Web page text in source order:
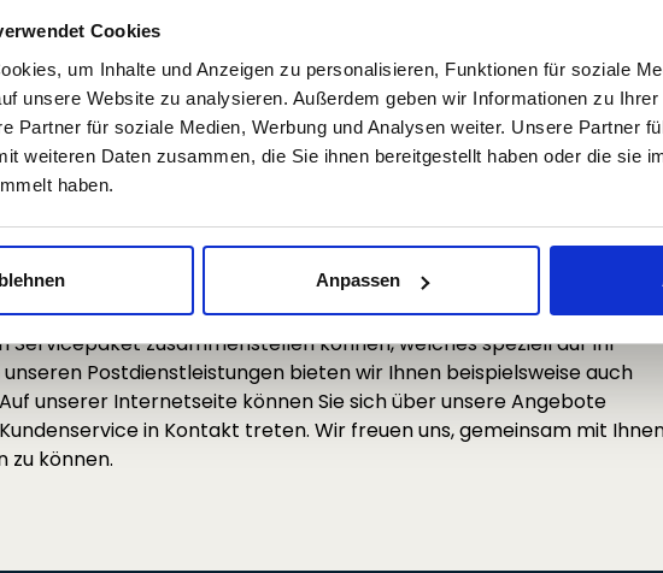
Cookies
um Inhalte und Anzeigen zu personalisieren, Funktionen für soziale
unsere Website zu analysieren. Außerdem geben wir Informationen zu
Partner für soziale Medien, Werbung und Analysen weiter. Unsere Partner
weiteren Daten zusammen, die Sie ihnen bereitgestellt haben oder die sie
haben.
Anpassen
Sie unseren Frankierservice nutzen, bleibt Ihnen überlassen. Wir
an denen wir Ihre Post aus Ihrem Unternehmen abholen und
Sie individuell mit uns besprechen.
E‑Mail an unsere Mitarbeiter. Sie beantworten gerne Ihre
oder zu einer unserer anderen Dienstleistungen.
werden von montags bis freitags angeboten. Sollten
vereinbarten Termine mit Ihnen in Anspruch nehmen wollen, dann
Ich zusätzlichen Auftrag gerne ausführen.
für Postdienstleistungen aller Art. Unsere Leistungen lassen
Servicepaket zusammenstellen können, welches speziell auf Ihr
Postdienstleistungen bieten wir Ihnen beispielsweise auch
unserer Internetseite können Sie sich über unsere Angebote
in Kontakt treten. Wir freuen uns, gemeinsam mit
zu können.